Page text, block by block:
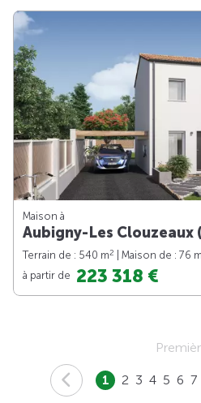
Maison à
Aubigny-Les Clouzeaux
Terrain de : 540 m2 | Maison de : 76 m
à partir de 223 318 €
1 2 3 4 5 6 7